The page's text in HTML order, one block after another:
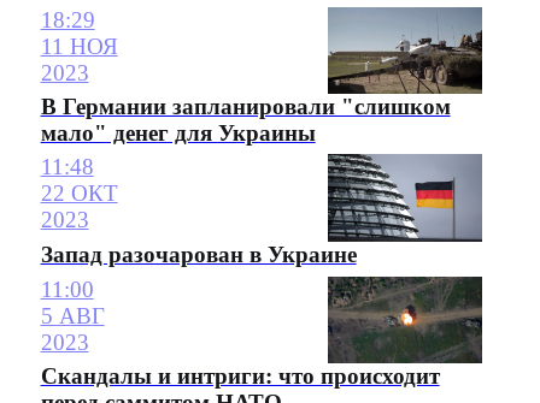
18:29
11 НОЯ
2023
В Германии запланировали "слишком
мало" денег для Украины
11:48
22 ОКТ
2023
Запад разочарован в Украине
11:00
5 АВГ
2023
Скандалы и интриги: что происходит